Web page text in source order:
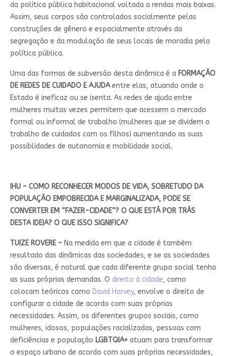
da política pública habitacional voltada a rendas mais baixas.
Assim, seus corpos são controlados socialmente pelas
construções de gênero e espacialmente através da
segregação e da modulação de seus locais de moradia pela
política pública.
Uma das formas de subversão desta dinâmica é a FORMAÇÃO
DE REDES DE CUIDADO E AJUDAentre elas, atuando onde o
Estado é ineficaz ou se isenta. As redes de ajuda entre
mulheres muitas vezes permitem que acessem o mercado
formal ou informal de trabalho (mulheres que se dividem o
trabalho de cuidados com os filhos) aumentando as suas
possiblidades de autonomia e mobilidade social.
IHU – COMO RECONHECER MODOS DE VIDA, SOBRETUDO DA
POPULAÇÃO EMPOBRECIDA E MARGINALIZADA, PODE SE
CONVERTER EM “FAZER-CIDADE”? O QUE ESTÁ POR TRÁS
DESTA IDEIA? O QUE ISSO SIGNIFICA?
TUIZE ROVERE –Na medida em que a cidade é também
resultado das dinâmicas das sociedades, e se as sociedades
são diversas, é natural que cada diferente grupo social tenha
as suas próprias demandas. O direito à cidade, como
colocam teóricos como David Harvey, envolve o direito de
configurar a cidade de acordo com suas próprias
necessidades. Assim, os diferentes grupos sociais, como
mulheres, idosos, populações racializadas, pessoas com
deficiências e população LGBTQIA+atuam para transformar
o espaço urbano de acordo com suas próprias necessidades,